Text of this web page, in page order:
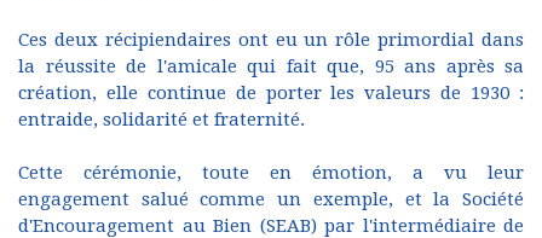
Ces deux récipiendaires ont eu un rôle primordial dans
la réussite de l'amicale qui fait que, 95 ans après sa
création, elle continue de porter les valeurs de 1930 :
entraide, solidarité et fraternité.
Cette cérémonie, toute en émotion, a vu leur
engagement salué comme un exemple, et la Société
d'Encouragement au Bien (SEAB) par l'intermédiaire de